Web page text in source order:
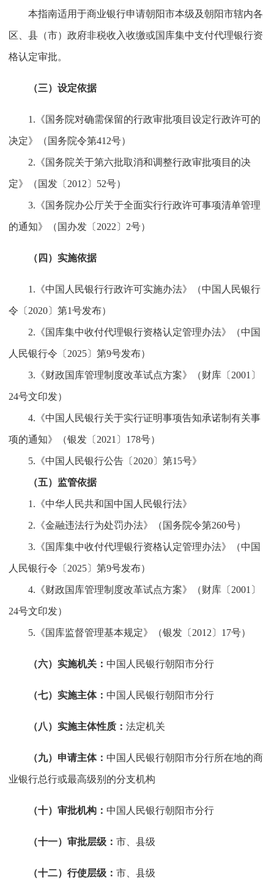
本指南适用于商业银行申请朝阳市本级及朝阳市辖内各
区、县（市）政府非税收入收缴或国库集中支付代理银行资
格认定审批。
（三）设定依据
1.《国务院对确需保留的行政审批项目设定行政许可的
决定》（国务院令第412号）
2.《国务院关于第六批取消和调整行政审批项目的决
定》（国发〔2012〕52号）
3.《国务院办公厅关于全面实行行政许可事项清单管理
的通知》（国办发〔2022〕2号）
（四）实施依据
1.《中国人民银行行政许可实施办法》（中国人民银行
令〔2020〕第1号发布）
2.《国库集中收付代理银行资格认定管理办法》（中国
人民银行令〔2025〕第9号发布）
3.《财政国库管理制度改革试点方案》（财库〔2001〕
24号文印发）
4.《中国人民银行关于实行证明事项告知承诺制有关事
项的通知》（银发〔2021〕178号）
5.《中国人民银行公告〔2020〕第15号》
（五）监管依据
1.《中华人民共和国中国人民银行法》
2.《金融违法行为处罚办法》（国务院令第260号）
3.《国库集中收付代理银行资格认定管理办法》（中国
人民银行令〔2025〕第9号发布）
4.《财政国库管理制度改革试点方案》（财库〔2001〕
24号文印发）
5.《国库监督管理基本规定》（银发〔2012〕17号）
（六）实施机关： 中国人民银行朝阳市分行
（七）实施主体： 中国人民银行朝阳市分行
（八）实施主体性质： 法定机关
（九）申请主体： 中国人民银行朝阳市分行所在地的商
业银行总行或最高级别的分支机构
（十）审批机构： 中国人民银行朝阳市分行
（十一）审批层级： 市、县级
（十二）行使层级： 市、县级